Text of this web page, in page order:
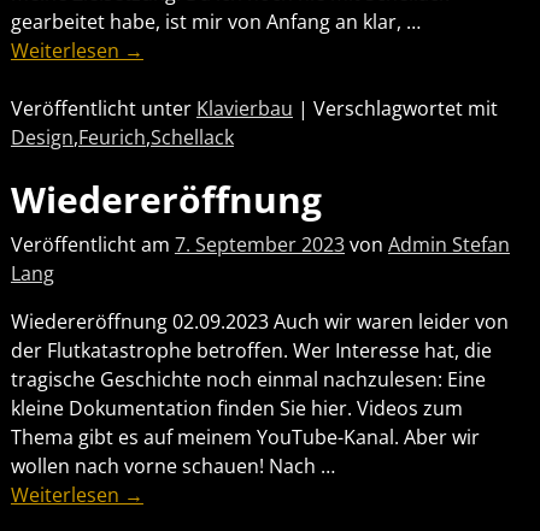
gearbeitet habe, ist mir von Anfang an klar, …
Weiterlesen →
Veröffentlicht unter Klavierbau | Verschlagwortet mit
Design,Feurich,Schellack
Wiedereröffnung
Veröffentlicht am 7. September 2023von Admin Stefan
Lang
Wiedereröffnung 02.09.2023 Auch wir waren leider von
der Flutkatastrophe betroffen. Wer Interesse hat, die
tragische Geschichte noch einmal nachzulesen: Eine
kleine Dokumentation finden Sie hier. Videos zum
Thema gibt es auf meinem YouTube-Kanal. Aber wir
wollen nach vorne schauen! Nach …
Weiterlesen →